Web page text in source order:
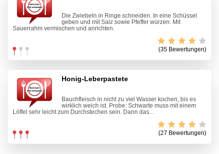
Die Zwiebeln in Ringe schneiden. In eine Schüssel
geben und mit Salz sowie Pfeffer würzen. Mit
Sauerrahm vermischen und anrichten.
(35 Bewertungen)
Honig-Leberpastete
Bauchfleisch in nicht zu viel Wasser kochen, bis es
wirklich weich ist. Probe: Schwarte muss mit einem
Löffel sehr leicht zum Durchstechen sein. Dann das...
(27 Bewertungen)